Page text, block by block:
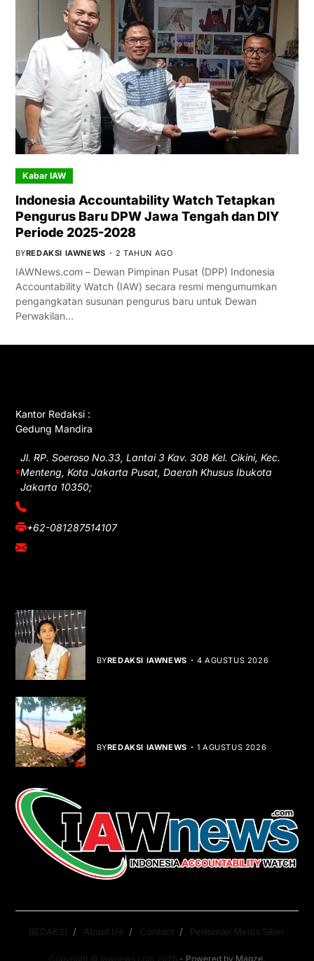
Kabar IAW
Indonesia Accountability Watch Tetapkan
Pengurus Baru DPW Jawa Tengah dan DIY
Periode 2025-2028
BYREDAKSI IAWNEWS 2 TAHUN AGO
IAWNews.com – Dewan Pimpinan Pusat (DPP) Indonesia
Accountability Watch (IAW) secara resmi mengumumkan
pengangkatan susunan pengurus baru untuk Dewan
Perwakilan…
Kantor Redaksi :
Gedung Mandira
Jl. RP. Soeroso No.33, Lantai 3 Kav. 308 Kel. Cikini, Kec.
Menteng, Kota Jakarta Pusat, Daerah Khusus Ibukota
Jakarta 10350;
(021) 3908026
+62-081287514107
adm@iawnews.com
BYREDAKSI IAWNEWS 4 AGUSTUS 2026
BYREDAKSI IAWNEWS 1 AGUSTUS 2026
Copyright © iawnews.com 2026 - Powered by Magze.
REDAKSI About Us Contact Pedoman Media Siber